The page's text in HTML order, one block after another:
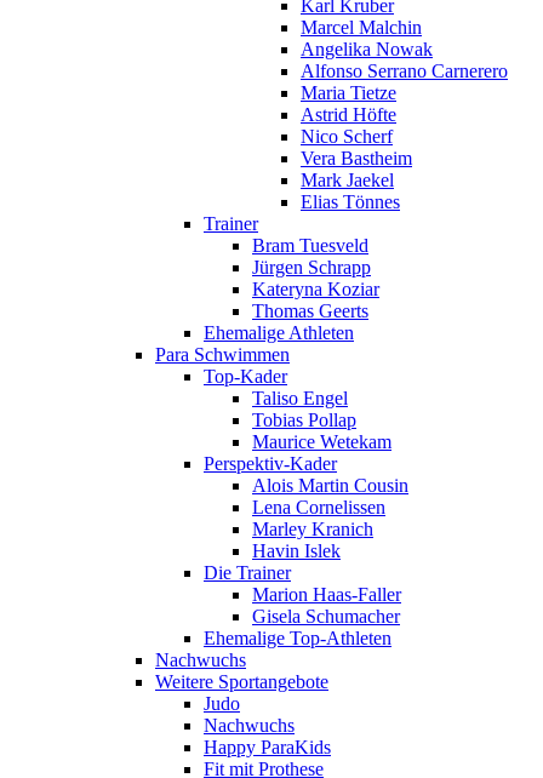
Karl Kruber
Marcel Malchin
Angelika Nowak
Alfonso Serrano Carnerero
Maria Tietze
Astrid Höfte
Nico Scherf
Vera Bastheim
Mark Jaekel
Elias Tönnes
Trainer
Bram Tuesveld
Jürgen Schrapp
Kateryna Koziar
Thomas Geerts
Ehemalige Athleten
Para Schwimmen
Top-Kader
Taliso Engel
Tobias Pollap
Maurice Wetekam
Perspektiv-Kader
Alois Martin Cousin
Lena Cornelissen
Marley Kranich
Havin Islek
Die Trainer
Marion Haas-Faller
Gisela Schumacher
Ehemalige Top-Athleten
Nachwuchs
Weitere Sportangebote
Judo
Nachwuchs
Happy ParaKids
Fit mit Prothese